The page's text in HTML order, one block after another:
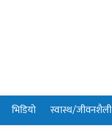
भिडियो स्वास्थ/जीवनशैली